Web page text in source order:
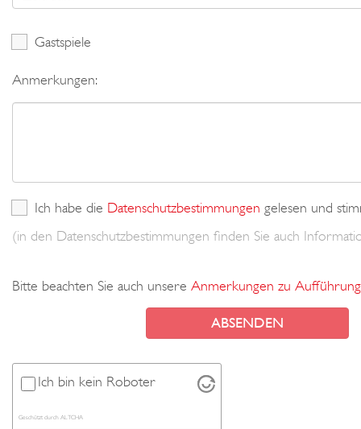
Gastspiele
Anmerkungen:
Ich habe die Datenschutzbestimmungen gelesen und
(in den Datenschutzbestimmungen finden Sie auch
Bitte beachten Sie auch unsere Anmerkungen zu
Ich bin kein Roboter
Geschützt durch ALTCHA